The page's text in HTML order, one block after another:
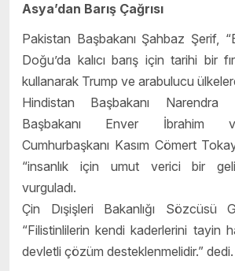
Asya’dan Barış Çağrısı
Pakistan Başbakanı Şahbaz Şerif,
Doğu’da kalıcı barış için tarihi bir
kullanarak Trump ve arabulucu
Hindistan Başbakanı Narendra
Başbakanı Enver İbrahim
Cumhurbaşkanı Kasım Cömert
“insanlık için umut verici bir
vurguladı.
Çin Dışişleri Bakanlığı Sözcüsü
“Filistinlilerin kendi kaderlerini tayin
devletli çözüm desteklenmelidir.” dedi.